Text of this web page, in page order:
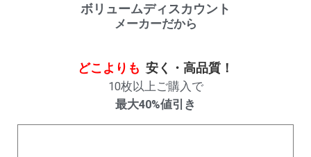
ボリュームディスカウント
メーカーだから
どこよりも 安く・高品質！
10枚以上ご購入で
最大40%値引き